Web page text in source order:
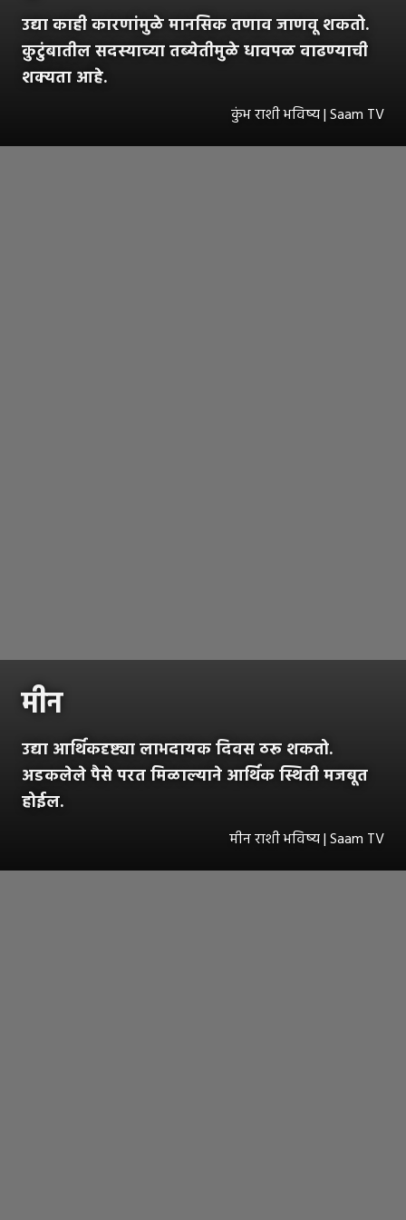
उद्या काही कारणांमुळे मानसिक तणाव जाणवू शकतो.
कुटुंबातील सदस्याच्या तब्येतीमुळे धावपळ वाढण्याची
शक्यता आहे.
कुंभ राशी भविष्य | Saam TV
मीन
उद्या आर्थिकदृष्ट्या लाभदायक दिवस ठरू शकतो.
अडकलेले पैसे परत मिळाल्याने आर्थिक स्थिती मजबूत
होईल.
मीन राशी भविष्य | Saam TV